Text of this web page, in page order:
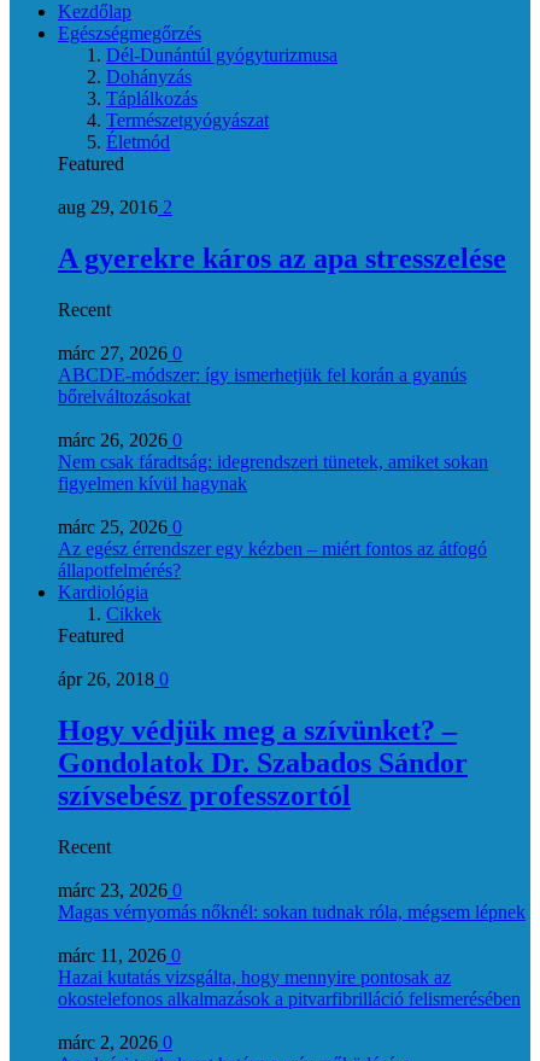
Kezdőlap
Egészségmegőrzés
Dél-Dunántúl gyógyturizmusa
Dohányzás
Táplálkozás
Természetgyógyászat
Életmód
Featured
aug 29, 2016 2
A gyerekre káros az apa stresszelése
Recent
márc 27, 2026 0
ABCDE‑módszer: így ismerhetjük fel korán a gyanús
bőrelváltozásokat
márc 26, 2026 0
Nem csak fáradtság: idegrendszeri tünetek, amiket sokan
figyelmen kívül hagynak
márc 25, 2026 0
Az egész érrendszer egy kézben – miért fontos az átfogó
állapotfelmérés?
Kardiológia
Cikkek
Featured
ápr 26, 2018 0
Hogy védjük meg a szívünket? –
Gondolatok Dr. Szabados Sándor
szívsebész professzortól
Recent
márc 23, 2026 0
Magas vérnyomás nőknél: sokan tudnak róla, mégsem lépnek
márc 11, 2026 0
Hazai kutatás vizsgálta, hogy mennyire pontosak az
okostelefonos alkalmazások a pitvarfibrilláció felismerésében
márc 2, 2026 0